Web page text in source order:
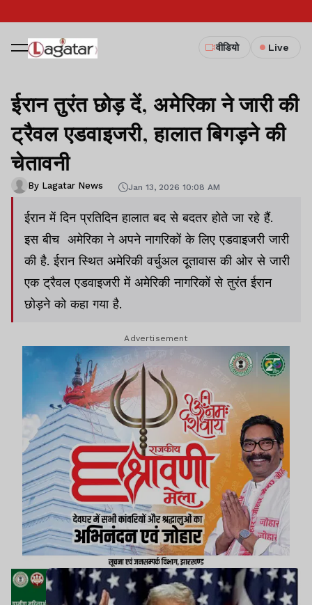
वीडियो Live
ईरान तुरंत छोड़ दें, अमेरिका ने जारी की
ट्रैवल एडवाइजरी, हालात बिगड़ने की
चेतावनी
By Lagatar News Jan 13, 2026 10:08 AM
ईरान में दिन प्रतिदिन हालात बद से बदतर होते जा रहे हैं.
इस बीच अमेरिका ने अपने नागरिकों के लिए एडवाइजरी जारी
की है. ईरान स्थित अमेरिकी वर्चुअल दूतावास की ओर से जारी
एक ट्रैवल एडवाइजरी में अमेरिकी नागरिकों से तुरंत ईरान
छोड़ने को कहा गया है.
Advertisement